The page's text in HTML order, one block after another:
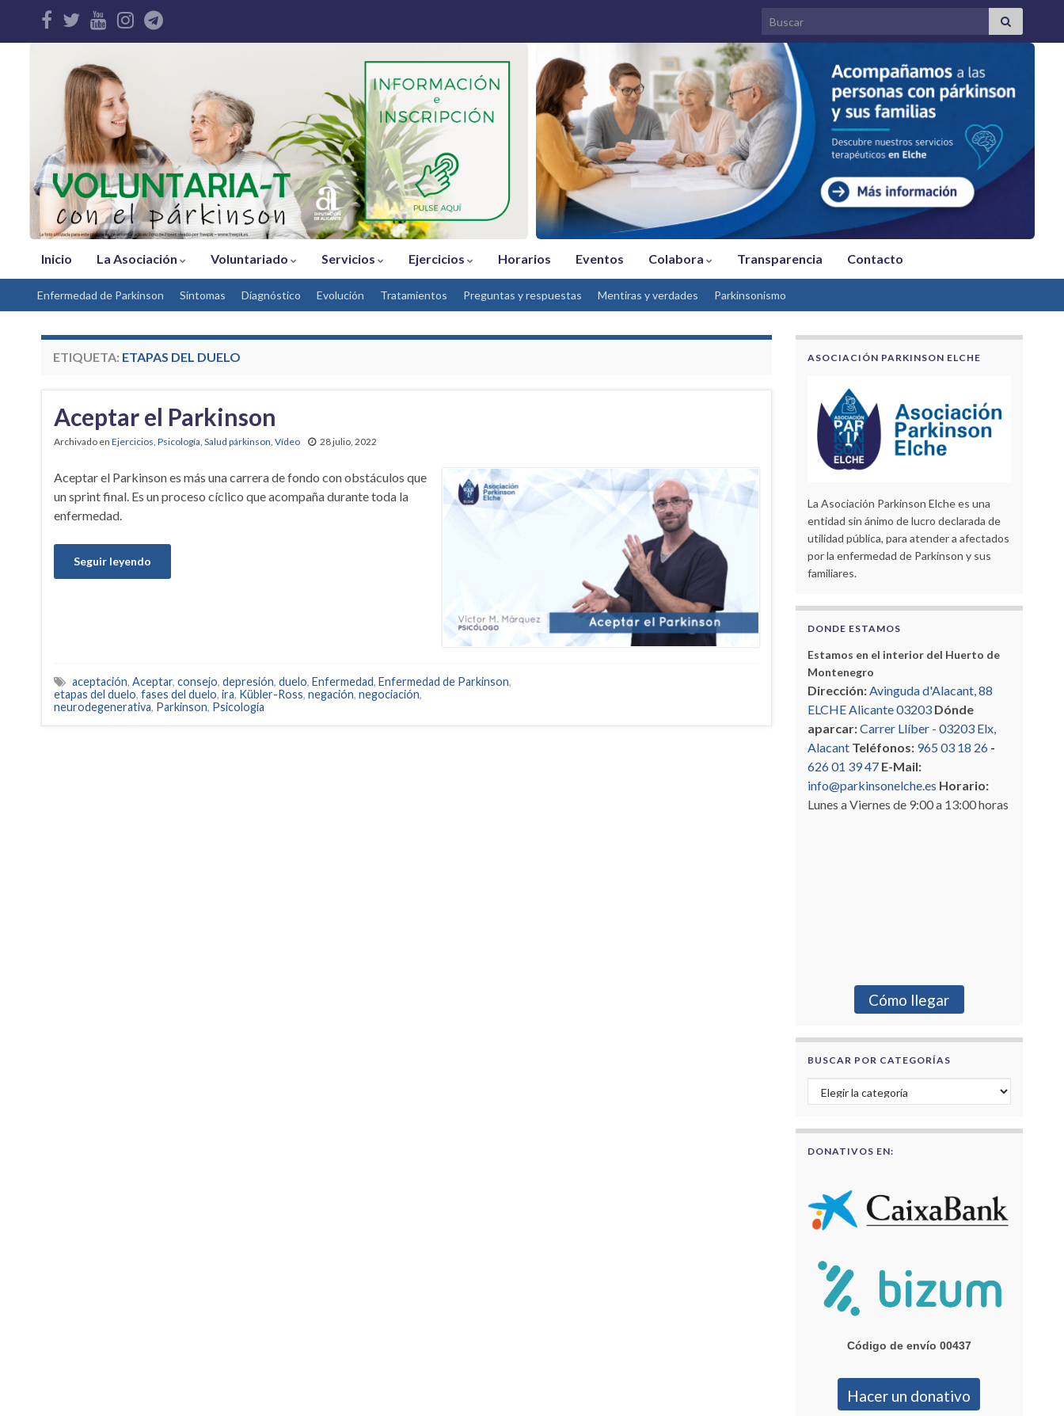
Search for:
Inicio La Asociación Voluntariado Servicios Ejercicios Horarios Eventos Colabora Transparencia Contacto
Enfermedad de Parkinson Síntomas Díagnóstico Evolución Tratamientos Preguntas y respuestas Mentiras y verdades Parkinsonismo
ETIQUETA: ETAPAS DEL DUELO
Aceptar el Parkinson
Archivado en Ejercicios, Psicología, Salud párkinson, Vídeo 28 julio, 2022
Aceptar el Parkinson es más una carrera de fondo con obstáculos que
un sprint final. Es un proceso cíclico que acompaña durante toda la
enfermedad.
Seguir leyendo
aceptación, Aceptar, consejo, depresión, duelo, Enfermedad, Enfermedad de Parkinson,
etapas del duelo, fases del duelo, ira, Kübler-Ross, negación, negociación,
neurodegenerativa, Parkinson, Psicología
ASOCIACIÓN PARKINSON ELCHE
La Asociación Parkinson Elche es una
entidad sin ánimo de lucro declarada de
utilidad pública, para atender a afectados
por la enfermedad de Parkinson y sus
familiares.
DONDE ESTAMOS
Estamos en el interior del Huerto de
Montenegro
Dirección:Avinguda d'Alacant, 88
ELCHE Alicante 03203 Dónde
aparcar:Carrer Llíber - 03203 Elx,
Alacant Teléfonos: 965 03 18 26-
626 01 39 47 E-Mail:
info@parkinsonelche.es Horario:
Lunes a Viernes de 9:00 a 13:00 horas
Cómo llegar
BUSCAR POR CATEGORÍAS
Buscar por categorías
DONATIVOS EN:
Código de envío 00437
Hacer un donativo